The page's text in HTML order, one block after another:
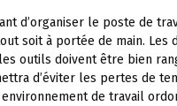
d’organiser le poste de
soit à portée de main. Les
outils doivent être bien
d’éviter les pertes de
de travail